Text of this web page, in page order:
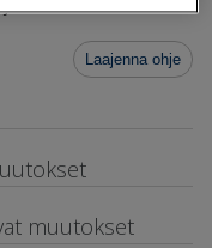
Laajenna ohje
muutokset